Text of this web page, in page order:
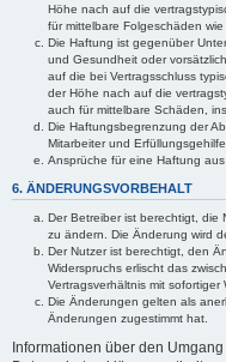
Höhe nach auf die
für mittelbare Folgeschäden
Die Haftung ist gegenüber
und Gesundheit oder
auf die bei Vertragsschluss
der Höhe nach auf die
auch für mittelbare Schäden,
Die Haftungsbegrenzung der
Mitarbeiter und
Ansprüche für eine Haftung
6. ÄNDERUNGSVORBEHALT
Der Betreiber ist berechtigt, die
zu ändern. Die Änderung wird
Der Nutzer ist berechtigt, den
Widerspruchs erlischt das
Vertragsverhältnis mit sofortiger
Die Änderungen gelten als
Änderungen zugestimmt hat.
Informationen über den